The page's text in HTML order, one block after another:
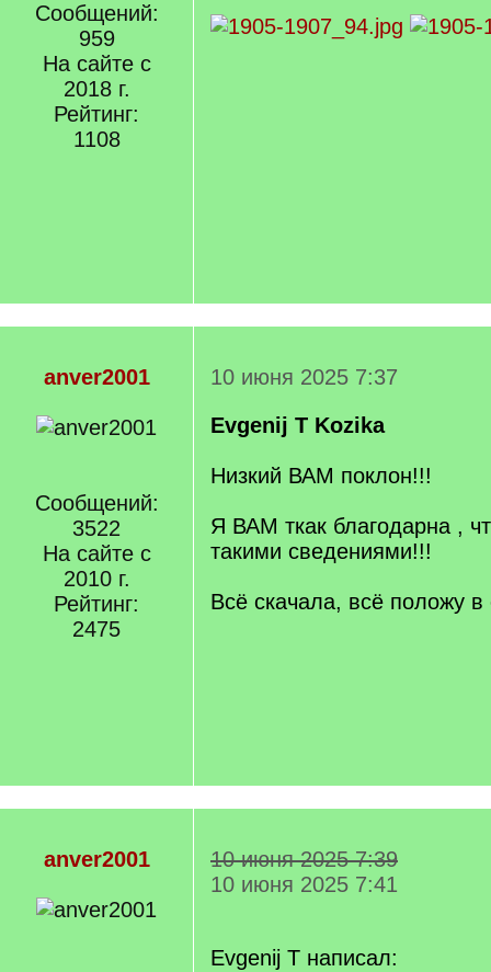
Сообщений:
959
На сайте с
2018 г.
Рейтинг:
1108
anver2001
Сообщений:
3522
На сайте с
2010 г.
Рейтинг:
2475
10 июня 2025 7:37
Evgenij T Kozika
Низкий ВАМ поклон!!!
Я ВАМ ткак благодарна ,
такими сведениями!!!
Всё скачала, всё положу в
anver2001
10 июня 2025 7:39
10 июня 2025 7:41
Evgenij T написал: